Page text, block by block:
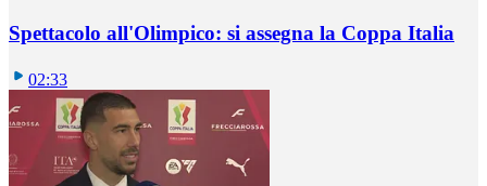
Spettacolo all'Olimpico: si assegna la Coppa Italia
02:33